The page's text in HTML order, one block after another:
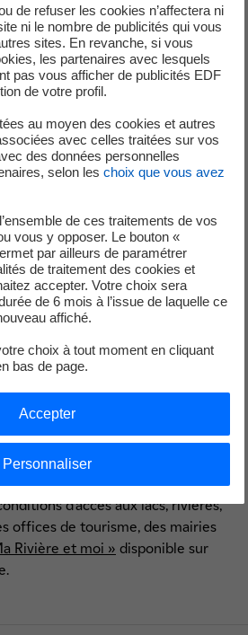
d’un canal.
vague qui remonte un canal à
soudain d’une centrale -
en cas d’entrée brutale dans
après une exposition au soleil.
des écarts par
comme des pêcheurs
interdites, des paddles dans
en aval de la centrale, sur la
des Alpes-de-Haute-
Ramel, responsable de la
sûreté chez EDF Hydro
pour pratiquer vos activités
la Durance, leurs lacs et leurs
certains arrêtés préfectoraux qui
les usages selon les conditions.
de l’eau, EDF recommande de
d’accès aux lacs, rivières,
offices de tourisme, des mairies
Rivière et moi » disponible sur
de refuser les cookies n’affectera ni
ni le nombre de publicités qui vous
sites. En revanche, si vous
les partenaires avec lesquels
pas vous afficher de publicités EDF
de votre profil.
au moyen des cookies et autres
avec celles traitées sur vos
des données personnelles
selon les choix que vous avez
de ces traitements de vos
vous y opposer. Le bouton «
par ailleurs de paramétrer
de traitement des cookies et
accepter. Votre choix sera
de 6 mois à l’issue de laquelle ce
affiché.
choix à tout moment en cliquant
bas de page.
Personnaliser
Accepter